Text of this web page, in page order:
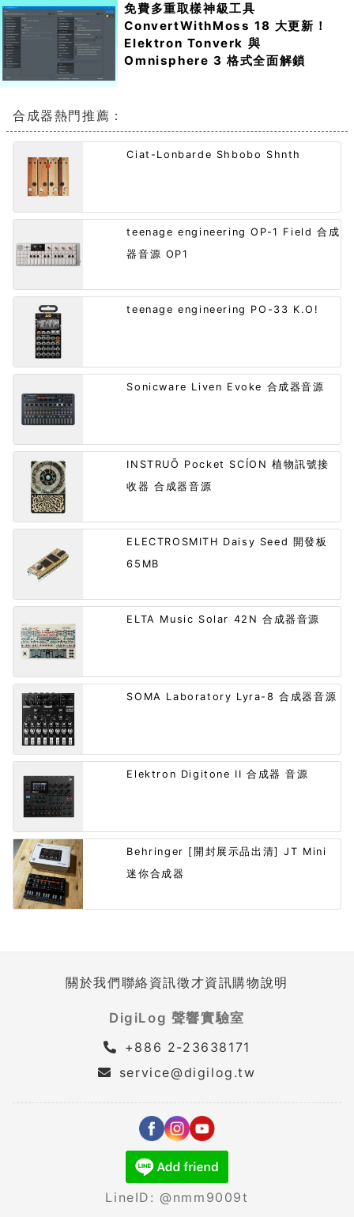
免費多重取樣神級工具
ConvertWithMoss 18 大更新！
Elektron Tonverk 與
Omnisphere 3 格式全面解鎖
合成器熱門推薦：
Ciat-Lonbarde Shbobo Shnth
teenage engineering OP-1 Field 合成
器音源 OP1
teenage engineering PO-33 K.O!
Sonicware Liven Evoke 合成器音源
INSTRUŌ Pocket SCÍON 植物訊號接
收器 合成器音源
ELECTROSMITH Daisy Seed 開發板
65MB
ELTA Music Solar 42N 合成器音源
SOMA Laboratory Lyra-8 合成器音源
Elektron Digitone II 合成器 音源
Behringer [開封展示品出清] JT Mini
迷你合成器
關於我們聯絡資訊徵才資訊購物說明
DigiLog 聲響實驗室
+886 2-23638171
service@digilog.tw
LineID: @nmm9009t